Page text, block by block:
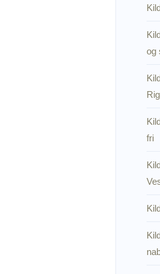
og
fri